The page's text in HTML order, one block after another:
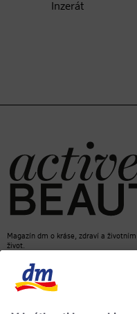
Inzerát
Magazín dm o kráse, zdraví a
život.